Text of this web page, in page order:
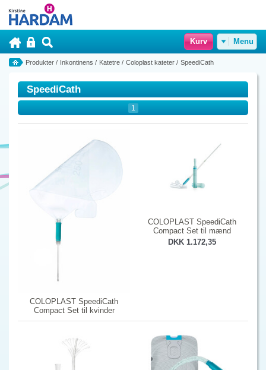
Kurv Menu
Produkter / Inkontinens / Katetre / Coloplast kateter / SpeediCath
SpeediCath
1
COLOPLAST SpeediCath
Compact Set til kvinder
COLOPLAST SpeediCath
Compact Set til mænd
DKK 1.172,35